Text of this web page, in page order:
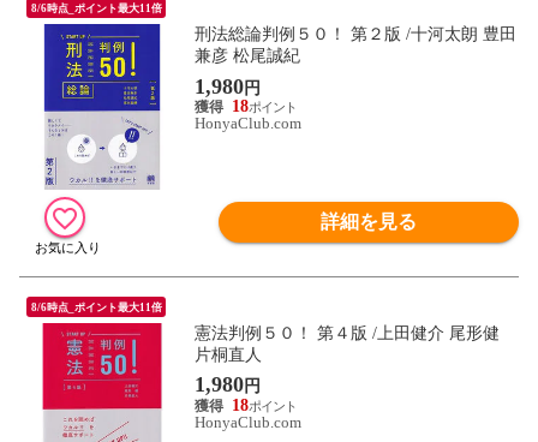
8/6時点_ポイント最大11倍
刑法総論判例５０！ 第２版 /十河太朗 豊田
兼彦 松尾誠紀
1,980円
18
HonyaClub.com
詳細を見る
8/6時点_ポイント最大11倍
憲法判例５０！ 第４版 /上田健介 尾形健
片桐直人
1,980円
18
HonyaClub.com